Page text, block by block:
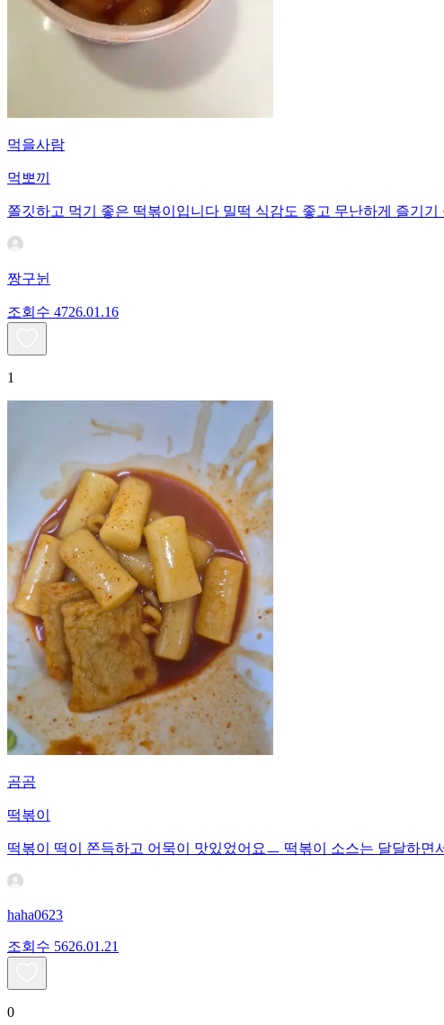
먹을사람
먹뽀끼
쫄깃하고 먹기 좋은 떡볶이입니다 밀떡 식감도 좋고 무난하게 즐기
짱구뉜
조회수 4726.01.16
1
곰곰
떡볶이
떡볶이 떡이 쫀득하고 어묵이 맛있었어요ㅡ 떡볶이 소스는 달달하
haha0623
조회수 5626.01.21
0